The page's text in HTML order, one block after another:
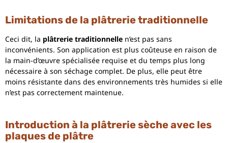
Limitations de la plâtrerie traditionnelle
Ceci dit, la plâtrerie traditionnelle n’est pas sans
inconvénients. Son application est plus coûteuse en raison de
la main-d’œuvre spécialisée requise et du temps plus long
nécessaire à son séchage complet. De plus, elle peut être
moins résistante dans des environnements très humides si elle
n’est pas correctement maintenue.
Introduction à la plâtrerie sèche avec les
plaques de plâtre